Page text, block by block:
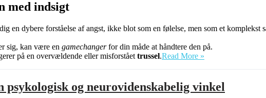
med indsigt
en dybere forståelse af angst, ikke blot som en følelse, men som et komplekst
sig, kan være en gamechangerfor din måde at håndtere den på.
på en overvældende eller misforstået trussel.Read More »
tegn
på
og neurovidenskabelig vinkel